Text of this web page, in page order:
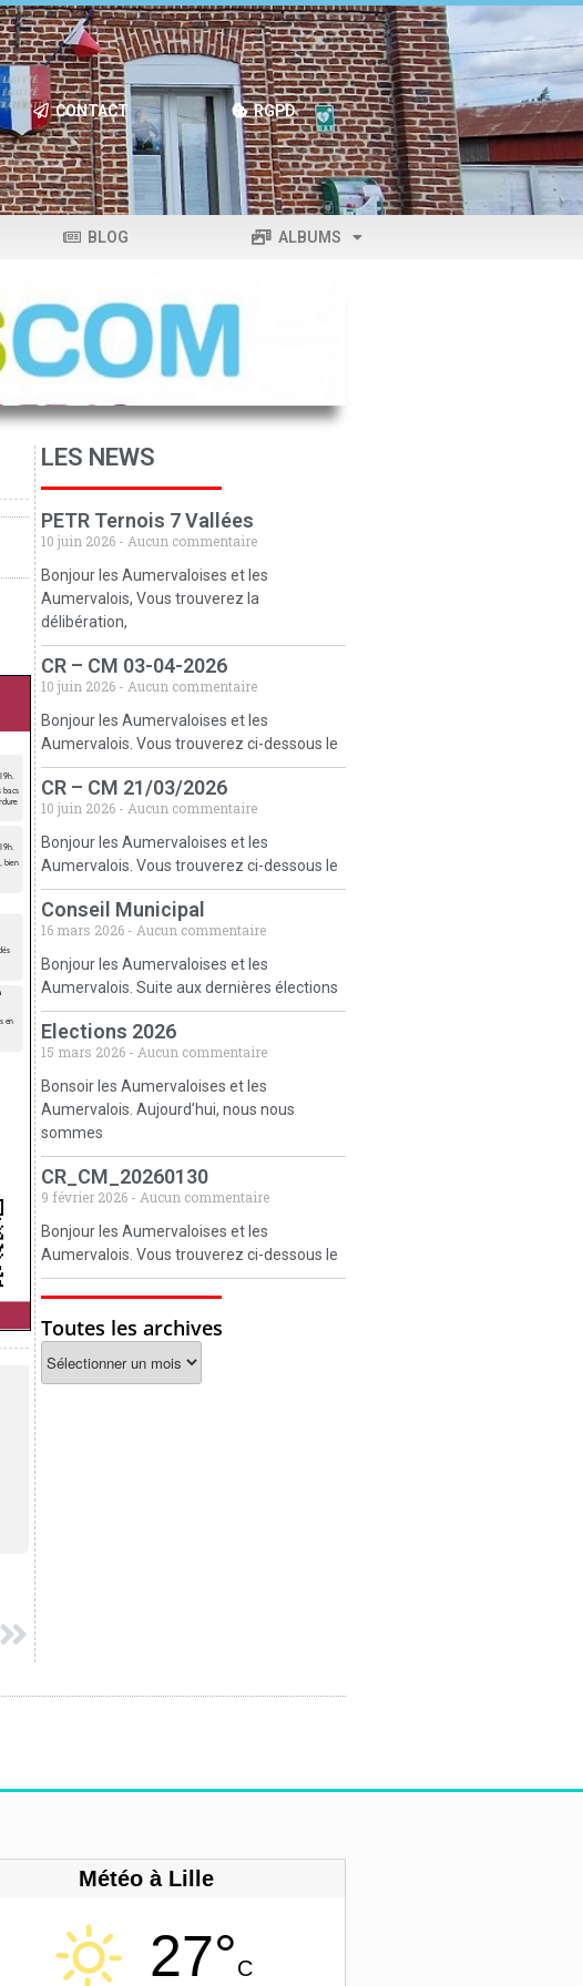
CONTACT RGPD
BLOG ALBUMS
LES NEWS
PETR Ternois 7 Vallées
10 juin 2026
Aucun commentaire
Bonjour les Aumervaloises et les
Aumervalois, Vous trouverez la
délibération,
CR – CM 03-04-2026
10 juin 2026
Aucun commentaire
Bonjour les Aumervaloises et les
Aumervalois. Vous trouverez ci-dessous le
CR – CM 21/03/2026
10 juin 2026
Aucun commentaire
Bonjour les Aumervaloises et les
Aumervalois. Vous trouverez ci-dessous le
Conseil Municipal
16 mars 2026
Aucun commentaire
Bonjour les Aumervaloises et les
Aumervalois. Suite aux dernières élections
Elections 2026
15 mars 2026
Aucun commentaire
Bonsoir les Aumervaloises et les
Aumervalois. Aujourd’hui, nous nous
sommes
CR_CM_20260130
9 février 2026
Aucun commentaire
Bonjour les Aumervaloises et les
Aumervalois. Vous trouverez ci-dessous le
Toutes les archives
Météo à Lille
27°C